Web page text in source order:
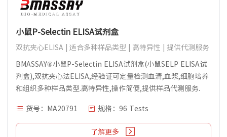
小鼠P-Selectin ELISA试剂盒
双抗夹心ELISA | 适合多种样品类型 | 高特异性 | 提供代测服务
BMASSAY®小鼠P-Selectin ELISA试剂盒(小鼠SELP ELISA试
剂盒),双抗夹心法ELISA,经验证可定量检测血清,血浆,细胞培养
和组织多种样品类型.高特异性,操作简便,提供样品代测服务.
货号：MA20791 规格：96 Tests
了解更多